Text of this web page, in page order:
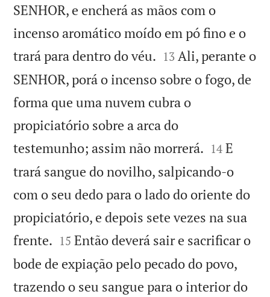
SENHOR, e encherá as mãos com o
incenso aromático moído em pó fino e o
trará para dentro do véu. 

13 Ali, perante o
SENHOR, porá o incenso sobre o fogo, de
forma que uma nuvem cubra o
propiciatório sobre a arca do
testemunho; assim não morrerá. 

14 E
trará sangue do novilho, salpicando-o
com o seu dedo para o lado do oriente do
propiciatório, e depois sete vezes na sua
frente. 

15 Então deverá sair e sacrificar o
bode de expiação pelo pecado do povo,
trazendo o seu sangue para o interior do